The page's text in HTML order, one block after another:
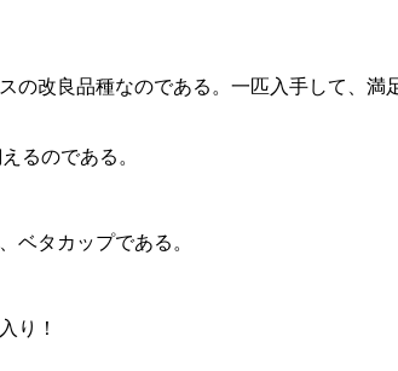
の改良品種なのである。一匹入手して、
るのである。
ベタカップである。
り！